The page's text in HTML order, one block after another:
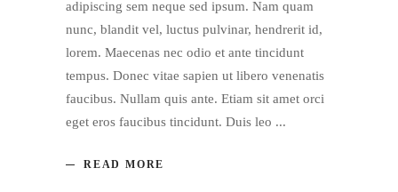
adipiscing sem neque sed ipsum. Nam quam
nunc, blandit vel, luctus pulvinar, hendrerit id,
lorem. Maecenas nec odio et ante tincidunt
tempus. Donec vitae sapien ut libero venenatis
faucibus. Nullam quis ante. Etiam sit amet orci
eget eros faucibus tincidunt. Duis leo
READ MORE